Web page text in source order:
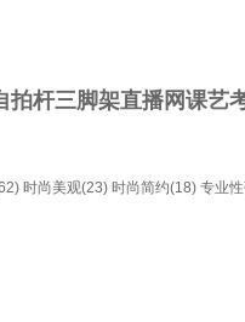
拍杆三脚架直播网课艺
时尚美观(23) 时尚简约(18) 专业